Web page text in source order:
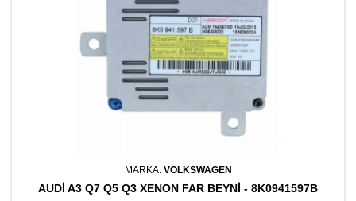
MARKA: VOLKSWAGEN
AUDI A3 Q7 Q5 Q3 XENON FAR BEYNI - 8K0941597B